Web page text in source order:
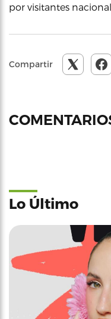
por visitantes
Compartir
Lo Último